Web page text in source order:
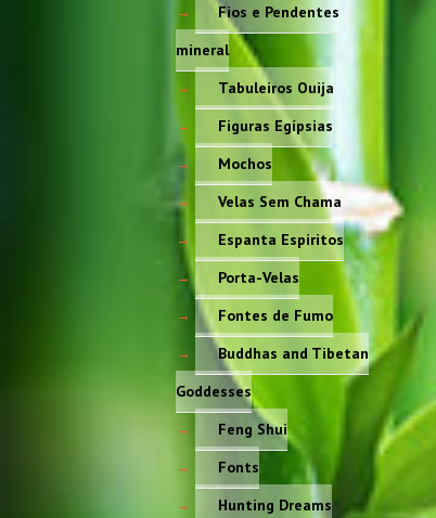
Fios e Pendentes
mineral
Tabuleiros Ouija
Figuras Egípsias
Mochos
Velas Sem Chama
Espanta Espiritos
Porta-Velas
Fontes de Fumo
Buddhas and Tibetan
Goddesses
Feng Shui
Fonts
Hunting Dreams